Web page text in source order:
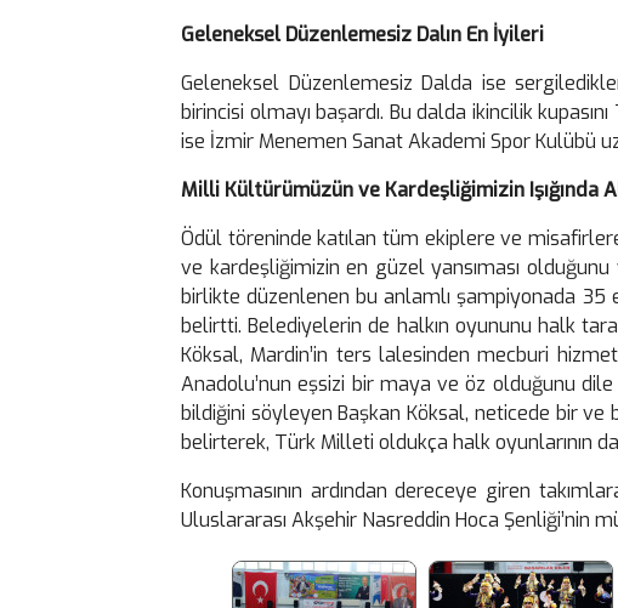
​Geleneksel Düzenlemesiz Dalın En İyileri
​Geleneksel Düzenlemesiz Dalda ise
birincisi olmayı başardı. Bu dalda ikincilik
ise İzmir Menemen Sanat Akademi Spor Kulübü
Milli Kültürümüzün ve Kardeşliğimizin Işığında
​Ödül töreninde katılan tüm ekiplere ve
ve kardeşliğimizin en güzel yansıması olduğunu
birlikte düzenlenen bu anlamlı şampiyonada 35
belirtti. Belediyelerin de halkın oyununu halk
Köksal, Mardin’in ters lalesinden mecburi
Anadolu’nun eşsizi bir maya ve öz olduğunu
bildiğini söyleyen Başkan Köksal, neticede bir
belirterek, Türk Milleti oldukça halk oyunlarının
​Konuşmasının ardından dereceye giren
Uluslararası Akşehir Nasreddin Hoca